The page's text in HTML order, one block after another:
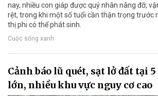
nay, nhiều con giáp được quý nhân nâng đỡ,
rệt, trong khi một số tuổi cần thận trọng trước
thị phi có thể phát sinh.
Cuộc sống xanh
Cảnh báo lũ quét, sạt lở đất tại
lớn, nhiều khu vực nguy cơ cao